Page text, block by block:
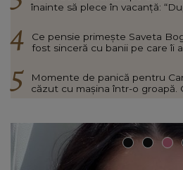
înainte să plece în vacanță:
Ce pensie primește Saveta
fost sinceră cu banii pe care îi
Momente de panică pentru
căzut cu mașina într-o groapă.